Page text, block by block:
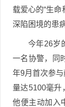
载爱心的“生
深陷困境的患
今年26岁
一名协警，同
年9月首次参
量达5100毫升
他便主动加入